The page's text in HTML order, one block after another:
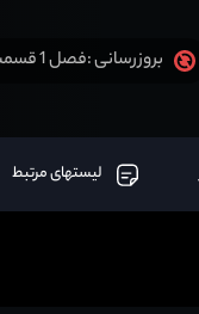
بروزرسانی :فصل 1 قسمت 8 آخر اضافه شد
لیستهای مرتبط